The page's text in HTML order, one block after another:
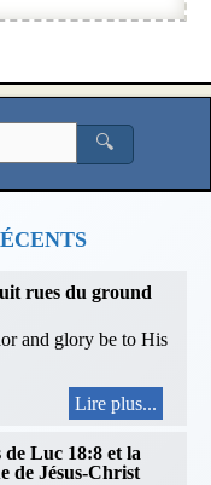
🔍
rues du ground
and glory be to His
Lire plus...
Luc 18:8 et la
de Jésus-Christ